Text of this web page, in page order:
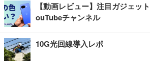
【動画レビュー】注目ガジェッ
ouTubeチャンネル
10G光回線導入レポ